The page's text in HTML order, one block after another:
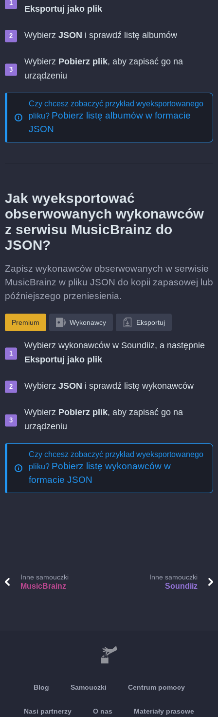
Eksportuj jako plik
Wybierz JSON i sprawdź listę albumów
Wybierz Pobierz plik, aby zapisać go na
urządzeniu
Czy chcesz zobaczyć przykład wyeksportowanego
pliku? Pobierz listę albumów w formacie
JSON
Jak wyeksportować
obserwowanych wykonawców
z serwisu MusicBrainz do
JSON?
Zapisz wykonawców obserwowanych w serwisie
MusicBrainz w pliku JSON do kopii zapasowej lub
późniejszego przeniesienia.
Premium Wykonawcy Eksportuj
Wybierz wykonawców w Soundiiz, a następnie
Eksportuj jako plik
Wybierz JSON i sprawdź listę wykonawców
Wybierz Pobierz plik, aby zapisać go na
urządzeniu
Czy chcesz zobaczyć przykład wyeksportowanego
pliku? Pobierz listę wykonawców w
formacie JSON
Inne samouczki
MusicBrainz
Inne samouczki
Soundiiz
Blog Samouczki Centrum pomocy
Nasi partnerzy O nas Materiały prasowe